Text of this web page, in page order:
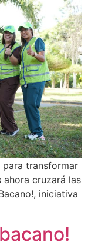
transformar
ahora cruzará las
iniciativa